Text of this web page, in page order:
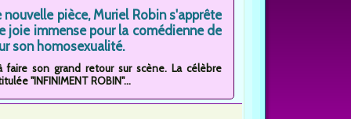
pièce, Muriel Robin s'apprête
joie immense pour la comédienne de
son homosexualité.
faire son grand retour sur scène. La célèbre
"INFINIMENT ROBIN"...